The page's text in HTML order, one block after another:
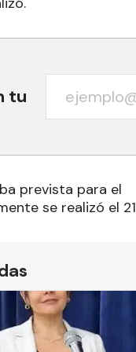
tu
prevista para el
se realizó el 21